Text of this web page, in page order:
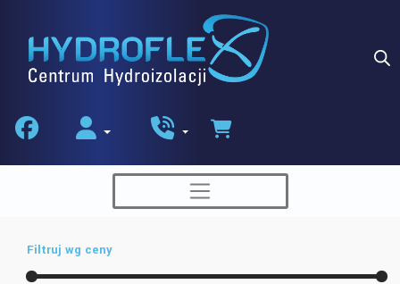
content
Filtruj wg ceny